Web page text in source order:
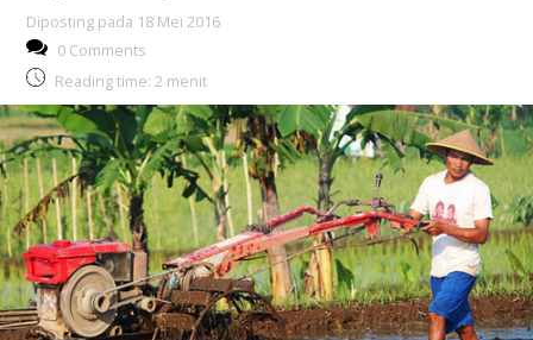
Diposting pada 18 Mei 2016
0 Comments
Reading time: 2 menit